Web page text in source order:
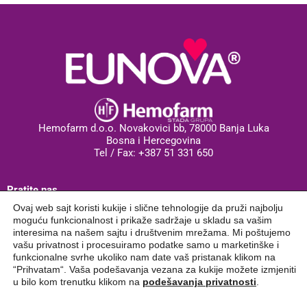
Hemofarm d.o.o. Novakovici bb, 78000 Banja Luka
Bosna i Hercegovina
Tel / Fax: +387 51 331 650
Pratite nas
Politika korišćenja sajtaPolitika privatnosti
Ovaj web sajt koristi kukije i slične tehnologije da pruži najbolju
moguću funkcionalnost i prikaže sadržaje u skladu sa vašim
interesima na našem sajtu i društvenim mrežama. Mi poštujemo
vašu privatnost i procesuiramo podatke samo u marketinške i
funkcionalne svrhe ukoliko nam date vaš pristanak klikom na
“Prihvatam“. Vaša podešavanja vezana za kukije možete izmjeniti
u bilo kom trenutku klikom na podešavanja privatnosti